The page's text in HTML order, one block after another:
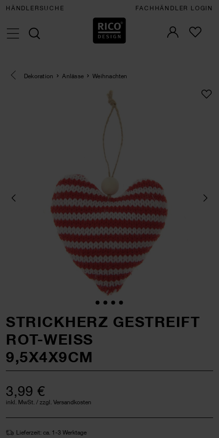
HÄNDLERSUCHE FACHHÄNDLER LOGIN
Eine Kategorie zurück navigieren
Dekoration Anlässe Weihnachten
STRICKHERZ GESTREIFT
ROT-WEISS
9,5X4X9CM
3,99 €
inkl. MwSt. / zzgl. Versandkosten
Lieferzeit: ca. 1-3 Werktage